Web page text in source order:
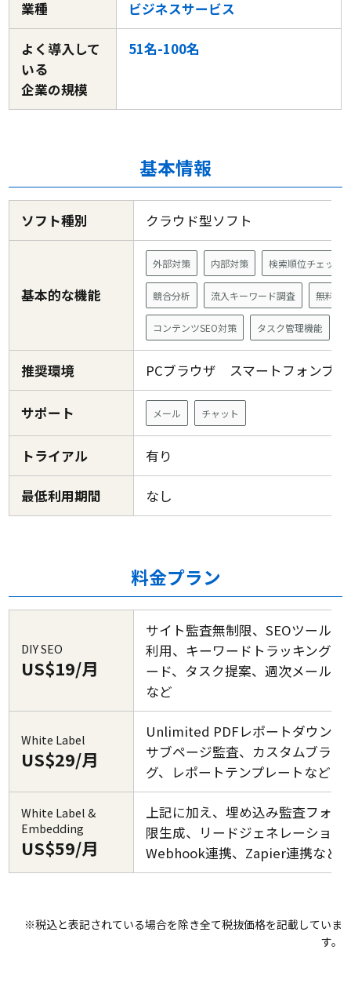
業種
ビジネスサービス
よく導入して
いる
企業の規模
51名-100名
基本情報
ソフト種別 クラウド型ソフト
基本的な機能
外部対策 内部対策 検索順位チェック
競合分析 流入キーワード調査 無料版
コンテンツSEO対策 タスク管理機能
推奨環境 PCブラウザ スマートフォンブ
サポート メール チャット
トライアル 有り
最低利用期間 なし
料金プラン
DIY SEO
US$19/月
サイト監査無制限、SEOツールボ
利用、キーワードトラッキング20
ード、タスク提案、週次メールレ
など
White Label
US$29/月
Unlimited PDFレポートダウンロ
サブページ監査、カスタムブラン
グ、レポートテンプレートなど
White Label &
Embedding
US$59/月
上記に加え、埋め込み監査フォー
限生成、リードジェネレーション
Webhook連携、Zapier連携など
※税込と表記されている場合を除き全て税抜価格を記載していま
す。